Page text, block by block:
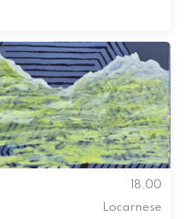
18.00
Locarnese